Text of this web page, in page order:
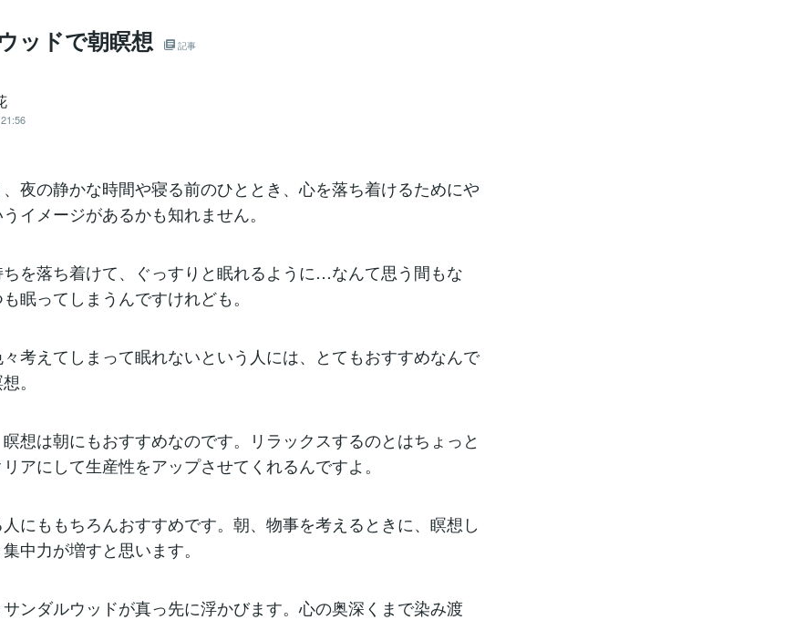
ッドで朝瞑想 記事
夜の静かな時間や寝る前のひととき、心を落ち着けるためにや
イメージがあるかも知れません。
を落ち着けて、ぐっすりと眠れるように…なんて思う間もな
眠ってしまうんですけれども。
考えてしまって眠れないという人には、とてもおすすめなんで
。
想は朝にもおすすめなのです。リラックスするのとはちょっと
アにして生産性をアップさせてくれるんですよ。
にももちろんおすすめです。朝、物事を考えるときに、瞑想し
中力が増すと思います。
ンダルウッドが真っ先に浮かびます。心の奥深くまで染み渡